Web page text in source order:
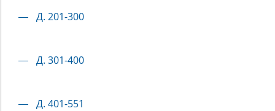
фонде РГИА хранится 533 дела, включающих в себя
пособий разным лицам (по губерниям), прошения о
материалы Комиссии для разбора прошений: журналы
Д. 201-300
Д. 301-400
Д. 401-551